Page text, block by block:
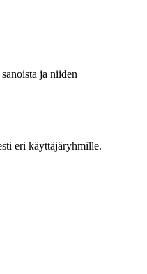
ja niiden
eri käyttäjäryhmille.